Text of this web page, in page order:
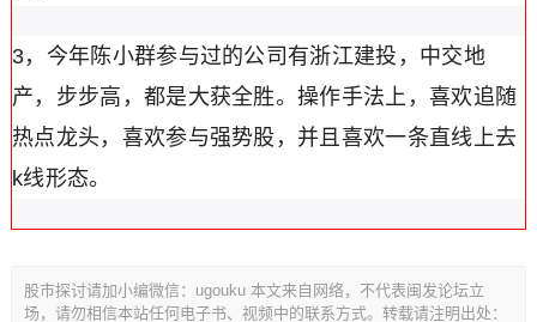
3，今年陈小群参与过的公司有浙江建投，中交地
产，步步高，都是大获全胜。操作手法上，喜欢追随
热点龙头，喜欢参与强势股，并且喜欢一条直线上去
k线形态。
股市探讨请加小编微信：ugouku 本文来自网络，不代表闽发论坛立
场，请勿相信本站任何电子书、视频中的联系方式。转载请注明出处：